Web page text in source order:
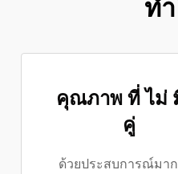
ท
คุณภาพ ที่ ไม่
คู่
ด้วยประสบการณ์มา